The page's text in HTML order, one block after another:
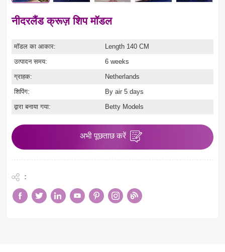
नीदरलैंड क्रूज़ शिप मॉडल
मॉडल का आकार:
Length 140 CM
उत्पादन समय:
6 weeks
ग्राहक:
Netherlands
शिपिंग:
By air 5 days
द्वारा बनाया गया:
Betty Models
अभी पूछताछ करें
: